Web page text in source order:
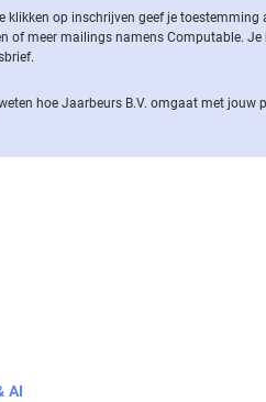
klikken op inschrijven geef je
of meer mailings namens Computable.
hoe Jaarbeurs B.V. omgaat met jouw
AI